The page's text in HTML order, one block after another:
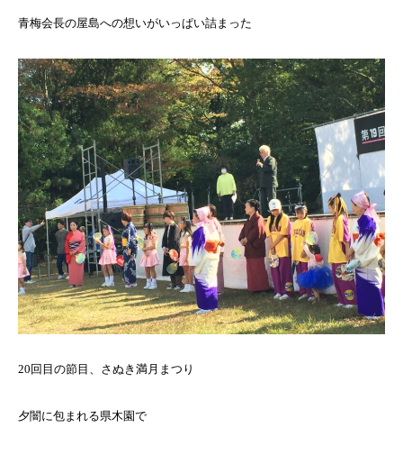
青梅会長の屋島への想いがいっぱい詰まった
20回目の節目、さぬき満月まつり
夕闇に包まれる県木園で